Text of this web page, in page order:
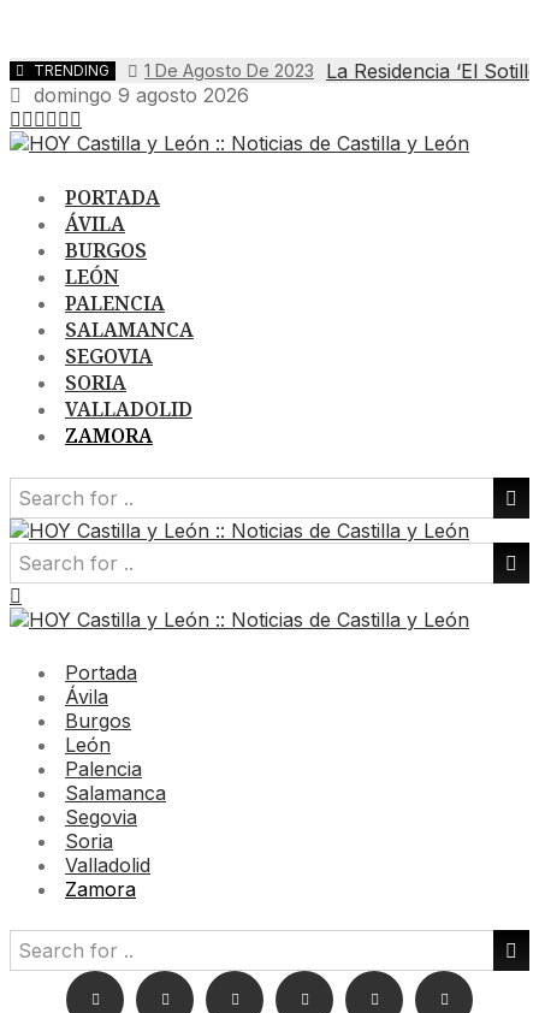
TRENDING 1 De Agosto De 2023
La Residencia ‘El
domingo 9 agosto 2026
PORTADA
ÁVILA
BURGOS
LEÓN
PALENCIA
SALAMANCA
SEGOVIA
SORIA
VALLADOLID
ZAMORA
Portada
Ávila
Burgos
León
Palencia
Salamanca
Segovia
Soria
Valladolid
Zamora